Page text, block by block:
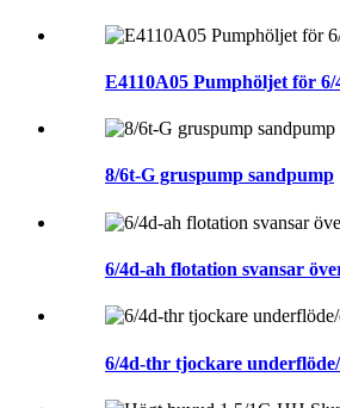
E4110A05 Pumphöljet för
8/6t-G gruspump sandpump
6/4d-ah flotation svansar
6/4d-thr tjockare